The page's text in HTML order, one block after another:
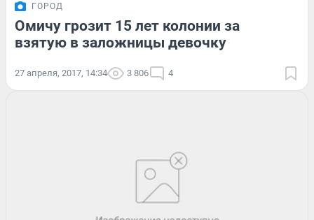
ГОРОД
Омичу грозит 15 лет колонии за
взятую в заложницы девочку
27 апреля, 2017, 14:34 3 806 4